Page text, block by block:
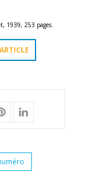
1939, 253 pages.